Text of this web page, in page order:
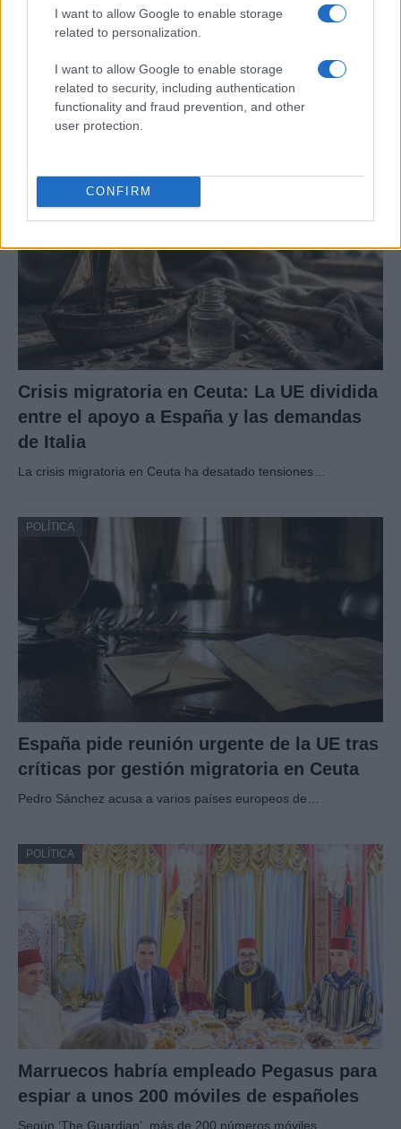
I want to allow Google to enable storage
related to personalization.
I want to allow Google to enable storage
related to security, including authentication
functionality and fraud prevention, and other
user protection.
CONFIRM
Cómo la política exterior de Trump está
transformando las posturas de los
seguidores de MAGA
Los influencers del movimiento MAGA están revisando sus…
POLÍTICA
Crisis migratoria en Ceuta: La UE dividida
entre el apoyo a España y las demandas
de Italia
La crisis migratoria en Ceuta ha desatado tensiones…
POLÍTICA
España pide reunión urgente de la UE tras
críticas por gestión migratoria en Ceuta
Pedro Sánchez acusa a varios países europeos de…
POLÍTICA
Marruecos habría empleado Pegasus para
espiar a unos 200 móviles de españoles
Según ‘The Guardian’, más de 200 números móviles…